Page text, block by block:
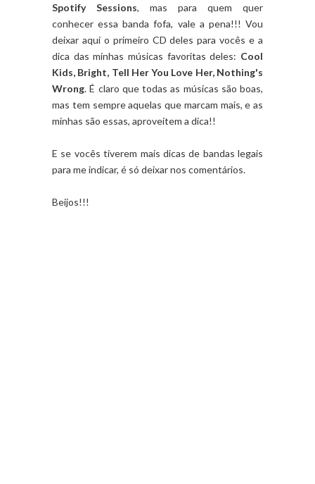
Spotify Sessions, mas para quem quer
conhecer essa banda fofa, vale a pena!!! Vou
deixar aqui o primeiro CD deles para vocês e a
dica das minhas músicas favoritas deles: Cool
Kids, Bright, Tell Her You Love Her, Nothing's
Wrong. É claro que todas as músicas são boas,
mas tem sempre aquelas que marcam mais, e as
minhas são essas, aproveitem a dica!!
E se vocês tiverem mais dicas de bandas legais
para me indicar, é só deixar nos comentários.
Beijos!!!